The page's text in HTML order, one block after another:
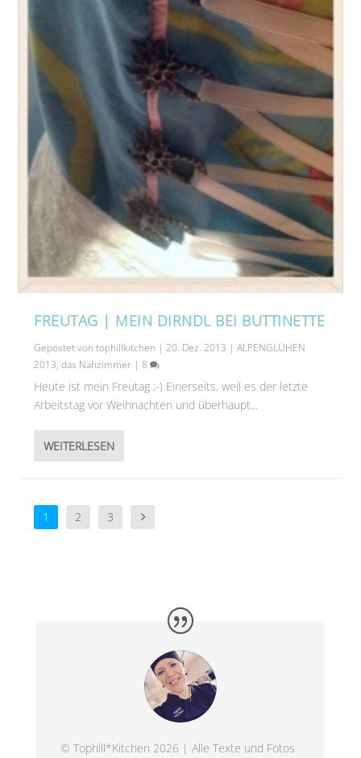
FREUTAG | MEIN DIRNDL BEI BUTTINETTE
Gepostet vontophillkitchen |20. Dez. 2013 |ALPENGLÜHEN
2013,das Nähzimmer |8
Heute ist mein Freutag ;-) Einerseits, weil es der letzte
Arbeitstag vor Weihnachten und überhaupt...
WEITERLESEN
1 2 3
© Tophill*Kitchen 2026 | Alle Texte und Fotos